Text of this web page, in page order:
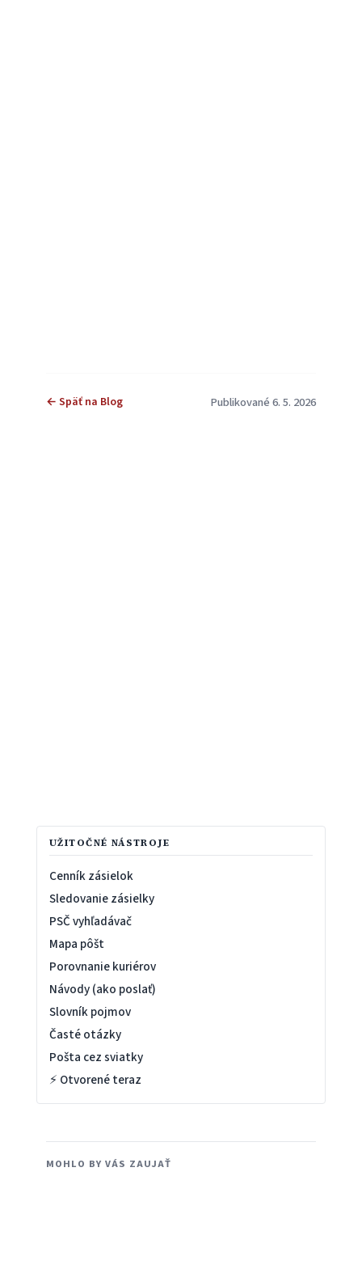
← Späť na Blog Publikované 6. 5. 2026
UŽITOČNÉ NÁSTROJE
Cenník zásielok
Sledovanie zásielky
PSČ vyhľadávač
Mapa pôšt
Porovnanie kuriérov
Návody (ako poslať)
Slovník pojmov
Časté otázky
Pošta cez sviatky
⚡ Otvorené teraz
MOHLO BY VÁS ZAUJAŤ